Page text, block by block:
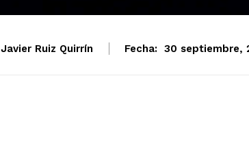
Ruiz Quirrín Fecha: 30 septiembre,